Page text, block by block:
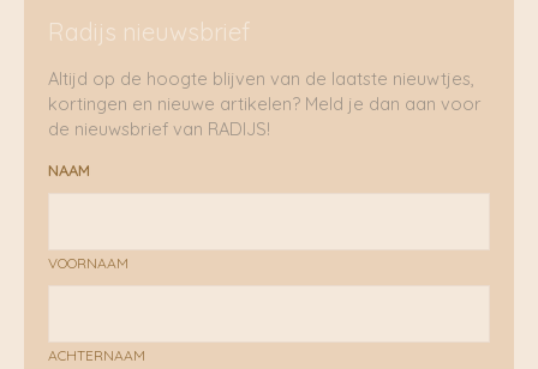
Radijs nieuwsbrief
Altijd op de hoogte blijven van de laatste nieuwtjes,
kortingen en nieuwe artikelen? Meld je dan aan voor
de nieuwsbrief van RADIJS!
NAAM
VOORNAAM
ACHTERNAAM